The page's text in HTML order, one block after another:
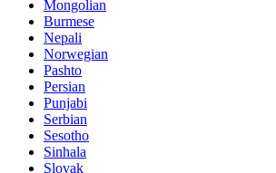
Mongolian
Burmese
Nepali
Norwegian
Pashto
Persian
Punjabi
Serbian
Sesotho
Sinhala
Slovak